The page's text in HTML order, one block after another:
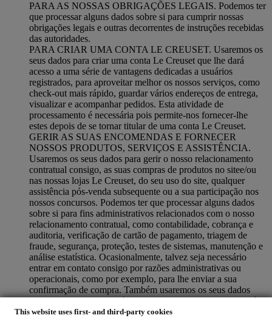
This website uses first- and third-party cookies
PARA AS NOSSAS OBRIGAÇÕES LEGAIS. Podemos ter
que processar alguns dados sobre si para cumprir nossas
obrigações legais e outras decorrentes de instruções recebidas
das autoridades.
PARA CRIAR UMA CONTA LE CREUSET. Usaremos os
seus dados para criar uma conta Le Creuset que lhe dará
acesso a uma série de vantagens dedicadas a usuários
registrados, para aproveitar melhor os nossos serviços, como
check-out mais rápido, guardar vários endereços de entrega,
visualizar e acompanhar pedidos. Esta atividade de
processamento é necessária pois permite-nos fornecer-lhe
estes depois de se tornar titular de uma conta Le Creuset.
GERIR AS SUAS ENCOMENDAS E FORNECER
NOSSOS PRODUTOS, SERVIÇOS E ASSISTÊNCIA.
Usaremos os seus dados para gerir o nosso relacionamento
contratual consigo, as suas compras de produtos no sitee/ou
nas nossas lojas Le Creuset, do seu uso do site, qualquer
assistência pós-venda subsequente ou a sua participação nos
nossos concursos. Podemos ter que processar alguns dados
sobre si para fins administrativos relacionados com o nosso
relacionamento contratual, como contabilidade, cobrança e
auditoria, verificação de cartão de pagamento, triagem de
fraude, segurança, proteção, testes de sistemas, manutenção e
análise estatística. Ocasionalmente, talvez seja necessário
entrar em contato consigo por razões administrativas ou
operacionais, como por exemplo, para lhe enviar a sua
confirmação de compra. Também usaremos os seus dados
pessoais para responder às suas solicitações enviadas através
dos formulários do site ou de outros canais. Podemos